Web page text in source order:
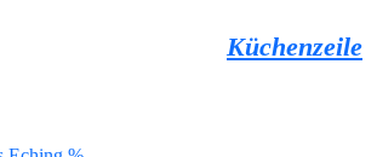
Küchenzeile